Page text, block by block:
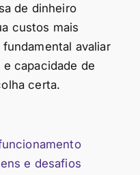
de dinheiro
custos mais
avaliar
capacidade de
certa.
e desafios